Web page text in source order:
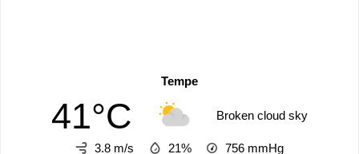
Tempe
41°C Broken cloud sky
3.8 m/s 21% 756 mmHg